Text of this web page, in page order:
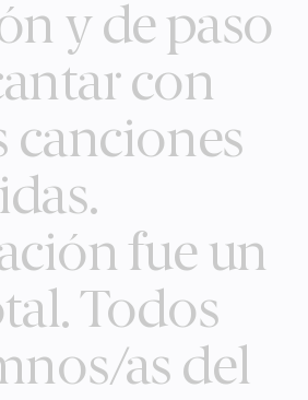
y de paso
con
canciones
fue un
Todos
as del